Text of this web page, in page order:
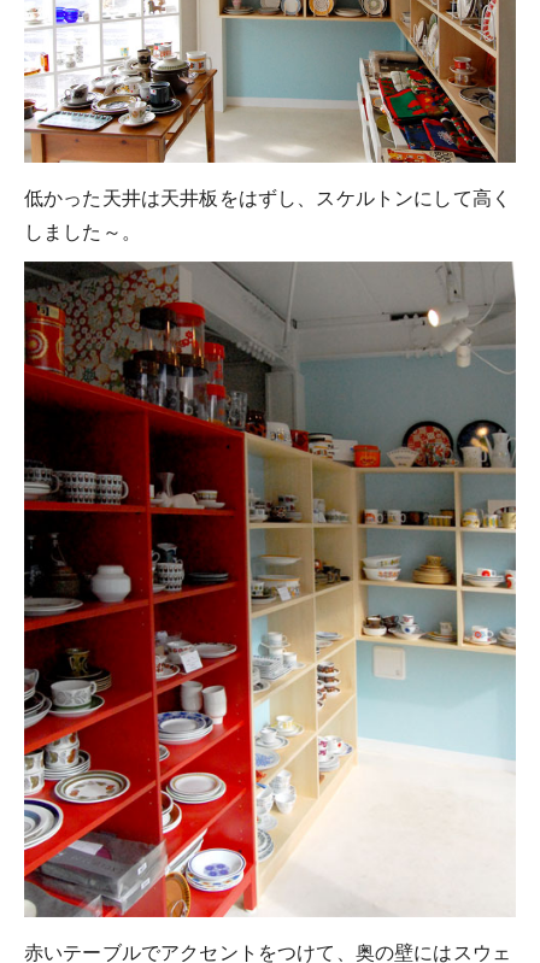
低かった天井は天井板をはずし、スケルトンにして高く
しました～。
赤いテーブルでアクセントをつけて、奥の壁にはスウェ